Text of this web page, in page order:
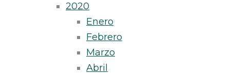
2020
Enero
Febrero
Marzo
Abril